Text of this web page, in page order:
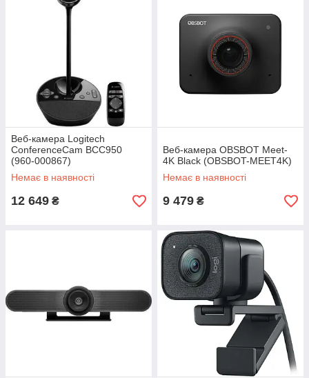
Веб-камера Logitech
ConferenceCam BCC950
(960-000867)
Немає в наявності
12 649 ₴
Веб-камера OBSBOT Meet-
4K Black (OBSBOT-MEET4K)
Немає в наявності
9 479 ₴